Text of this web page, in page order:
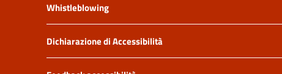
Whistleblowing
Dichiarazione di Accessibilità